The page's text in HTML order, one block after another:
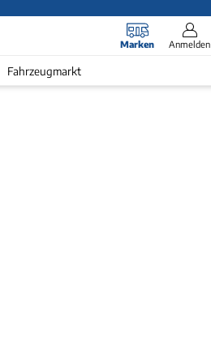
Marken Anmelden
Fahrzeugmarkt